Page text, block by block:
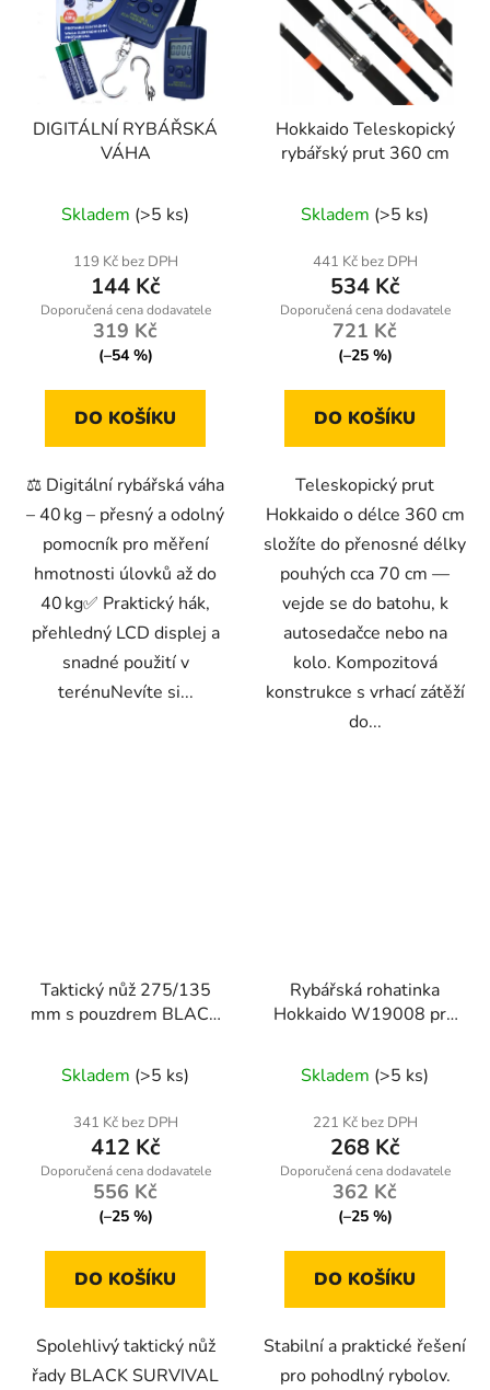
DIGITÁLNÍ RYBÁŘSKÁ
VÁHA
Skladem (>5 ks)
119 Kč bez DPH
144 Kč
319 Kč
(–54 %)
DO KOŠÍKU
⚖️ Digitální rybářská váha
– 40 kg – přesný a odolný
pomocník pro měření
hmotnosti úlovků až do
40 kg✅ Praktický hák,
přehledný LCD displej a
snadné použití v
terénuNevíte si...
Hokkaido Teleskopický
rybářský prut 360 cm
Skladem (>5 ks)
441 Kč bez DPH
534 Kč
721 Kč
(–25 %)
DO KOŠÍKU
Teleskopický prut
Hokkaido o délce 360 cm
složíte do přenosné délky
pouhých cca 70 cm —
vejde se do batohu, k
autosedačce nebo na
kolo. Kompozitová
konstrukce s vrhací zátěží
do...
Taktický nůž 275/135
mm s pouzdrem BLACK
hodnocení
produktu
je
4,5
z
hvězdiček.
Skladem (>5 ks)
341 Kč bez DPH
412 Kč
556 Kč
(–25 %)
DO KOŠÍKU
Spolehlivý taktický nůž
řady BLACK SURVIVAL
Rybářská rohatinka
Hokkaido W19008 pro
konstrukcí
Skladem (>5 ks)
221 Kč bez DPH
268 Kč
362 Kč
(–25 %)
DO KOŠÍKU
Stabilní a praktické řešení
pro pohodlný rybolov.